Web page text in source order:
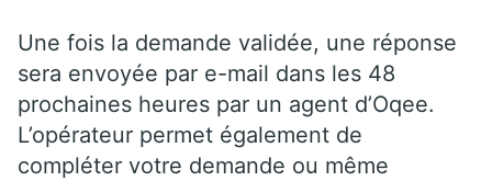
Une fois la demande validée, une réponse
sera envoyée par e-mail dans les 48
prochaines heures par un agent d’Oqee.
L’opérateur permet également de
compléter votre demande ou même